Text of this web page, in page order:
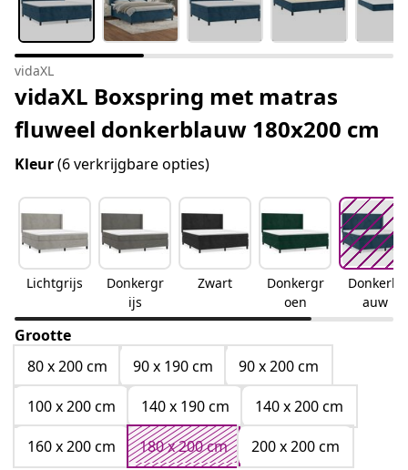
vidaXL
vidaXL Boxspring met matras
fluweel donkerblauw 180x200 cm
Kleur(6 verkrijgbare opties)
Lichtgrijs
Donkergr
ijs
Zwart
Donkergr
oen
Donkerbl
auw
Grootte
80 x 200 cm
90 x 190 cm
90 x 200 cm
100 x 200 cm
140 x 190 cm
140 x 200 cm
160 x 200 cm
180 x 200 cm
200 x 200 cm